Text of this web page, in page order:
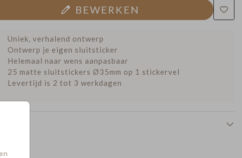
BEWERKEN
Uniek, verhalend ontwerp
Ontwerp je eigen sluitsticker
Helemaal naar wens aanpasbaar
25 matte sluitstickers Ø35mm op 1 stickervel
Levertijd is 2 tot 3 werkdagen